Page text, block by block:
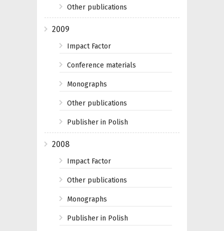
Other publications
2009
Impact Factor
Conference materials
Monographs
Other publications
Publisher in Polish
2008
Impact Factor
Other publications
Monographs
Publisher in Polish